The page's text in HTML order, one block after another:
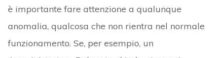
è importante fare attenzione a qualunque
anomalia, qualcosa che non rientra nel normale
funzionamento. Se, per esempio, un